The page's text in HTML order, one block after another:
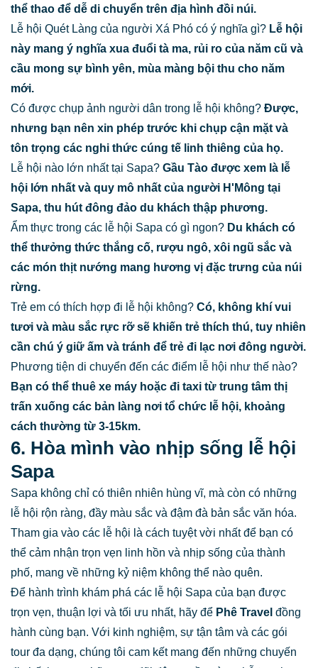
thể thao để dễ di chuyển trên địa hình đồi núi.
Lễ hội Quét Làng của người Xá Phó có ý nghĩa gì? Lễ hội
này mang ý nghĩa xua đuổi tà ma, rủi ro của năm cũ và
cầu mong sự bình yên, mùa màng bội thu cho năm
mới.
Có được chụp ảnh người dân trong lễ hội không? Được,
nhưng bạn nên xin phép trước khi chụp cận mặt và
tôn trọng các nghi thức cúng tế linh thiêng của họ.
Lễ hội nào lớn nhất tại Sapa? Gầu Tào được xem là lễ
hội lớn nhất và quy mô nhất của người H'Mông tại
Sapa, thu hút đông đảo du khách thập phương.
Ẩm thực trong các lễ hội Sapa có gì ngon? Du khách có
thể thưởng thức thắng cố, rượu ngô, xôi ngũ sắc và
các món thịt nướng mang hương vị đặc trưng của núi
rừng.
Trẻ em có thích hợp đi lễ hội không? Có, không khí vui
tươi và màu sắc rực rỡ sẽ khiến trẻ thích thú, tuy nhiên
cần chú ý giữ ấm và tránh để trẻ đi lạc nơi đông người.
Phương tiện di chuyển đến các điểm lễ hội như thế nào?
Bạn có thể thuê xe máy hoặc đi taxi từ trung tâm thị
trấn xuống các bản làng nơi tổ chức lễ hội, khoảng
cách thường từ 3-15km.
6. Hòa mình vào nhịp sống lễ hội
Sapa
Sapa không chỉ có thiên nhiên hùng vĩ, mà còn có những
lễ hội rộn ràng, đầy màu sắc và đậm đà bản sắc văn hóa.
Tham gia vào các lễ hội là cách tuyệt vời nhất để bạn có
thể cảm nhận trọn vẹn linh hồn và nhịp sống của thành
phố, mang về những kỷ niệm không thể nào quên.
Để hành trình khám phá các lễ hội Sapa của bạn được
trọn vẹn, thuận lợi và tối ưu nhất, hãy để Phê Travel đồng
hành cùng bạn. Với kinh nghiệm, sự tận tâm và các gói
tour đa dạng, chúng tôi cam kết mang đến những chuyến